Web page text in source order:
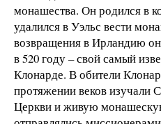
монашества. Он родился в
удалился в Уэльс вести
возвращения в Ирландию
в 520 году – свой самый
Клонарде. В обители
протяжении веков изучали
Церкви и живую